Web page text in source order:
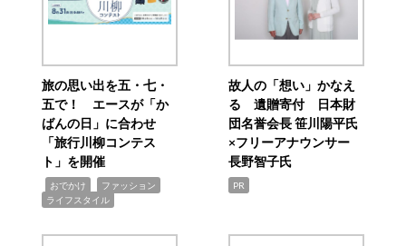
旅の思い出を五・七・
五で！ エースが「か
ばんの日」に合わせ
「旅行川柳コンテス
ト」を開催
おでかけ ファッション
ライフスタイル
故人の「想い」かなえ
る 遺贈寄付 日本財
団名誉会長 笹川陽平氏
×フリーアナウンサー
長野智子氏
PR